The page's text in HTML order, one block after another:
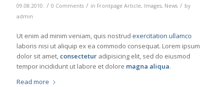
09.08.2010. / 0 Comments / in Frontpage Article, Images, News / by
admin
Ut enim ad minim veniam, quis nostrud exercitation ullamco
laboris nisi ut aliquip ex ea commodo consequat. Lorem ipsum
dolor sit amet, consecteturadipisicing elit, sed do eiusmod
tempor incididunt ut labore et dolore magna aliqua.
Read more